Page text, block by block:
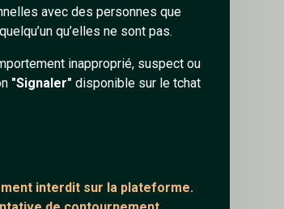
avec des personnes que
qu’elles ne sont pas.
inapproprié, suspect ou
"Signaler" disponible sur le tchat
interdit sur la plateforme.